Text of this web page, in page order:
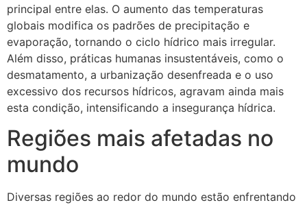
principal entre elas. O aumento das temperaturas
globais modifica os padrões de precipitação e
evaporação, tornando o ciclo hídrico mais irregular.
Além disso, práticas humanas insustentáveis, como o
desmatamento, a urbanização desenfreada e o uso
excessivo dos recursos hídricos, agravam ainda mais
esta condição, intensificando a insegurança hídrica.
Regiões mais afetadas no
mundo
Diversas regiões ao redor do mundo estão enfrentando